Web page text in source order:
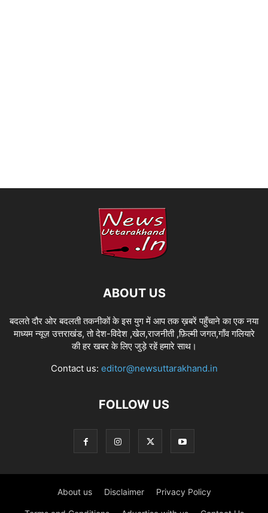
ABOUT US
बदलते दौर ओर बदलती तकनीकों के इस युग में आप तक ख़बरें पहुँचाने का एक नया
माध्यम न्यूज़ उत्तराखंड, तो देश-विदेश ,खेल,राजनीती ,फ़िल्मी जगत,गाँव गलियारे
की हर खबर के लिए जुड़े रहें हमारे साथ।
Contact us: editor@newsuttarakhand.in
FOLLOW US
About us Disclaimer Privacy Policy